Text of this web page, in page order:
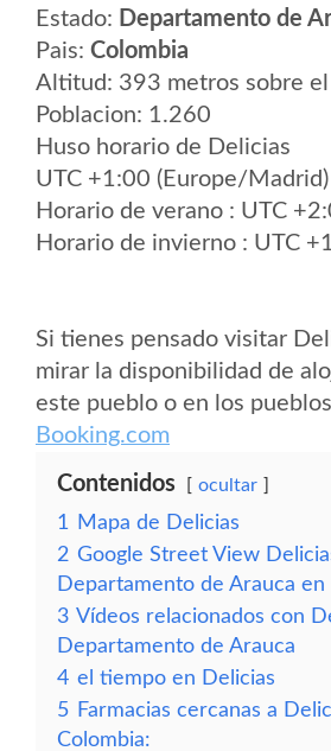
Estado: Departamento de
Pais: Colombia
Altitud: 393 metros sobre el
Poblacion: 1.260
Huso horario de Delicias
UTC +1:00 (Europe/Madrid)
Horario de verano : UTC
Horario de invierno : UTC
Si tienes pensado visitar
mirar la disponibilidad de
este pueblo o en los
Booking.com
Contenidos ocultar
1
Mapa de Delicias
2 Google Street View
Departamento de Arauca en
3 Vídeos relacionados con
Departamento de Arauca
4 el tiempo en Delicias
5 Farmacias cercanas a
Colombia: